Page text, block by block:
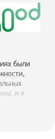
были
и я